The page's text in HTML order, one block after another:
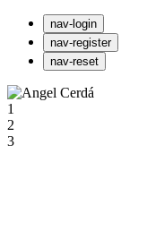
nav-login
nav-register
nav-reset
1
2
3